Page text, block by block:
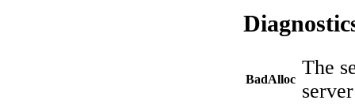
BadAlloc
The